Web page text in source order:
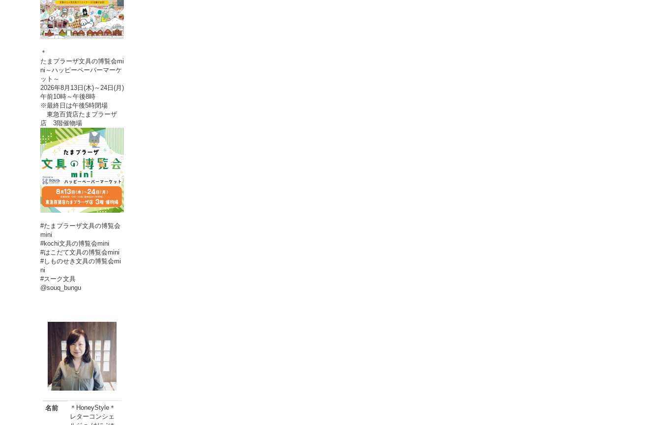
＊
たまプラーザ文具の博覧会mi
ni～ハッピーペーパーマーケ
ット～
2026年8月13日(木)～24日(月)
午前10時～午後8時
※最終日は午後5時閉場
東急百貨店たまプラーザ
店 3階催物場
#たまプラーザ文具の博覧会
mini
#kochi文具の博覧会mini
#はこだて文具の博覧会mini
#しものせき文具の博覧会mi
ni
#スーク文具
@souq_bungu
名前
＊HoneyStyle＊
レターコンシェ